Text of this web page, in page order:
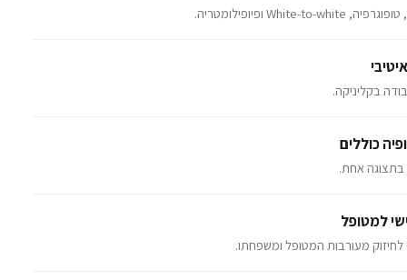
בקליניקה.
בתצוגה אחת.
לחיזוק מעורבות המטופל ומשפחתו.